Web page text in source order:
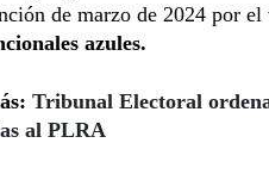
de marzo de 2024 por el
azules.
Tribunal Electoral
al PLRA